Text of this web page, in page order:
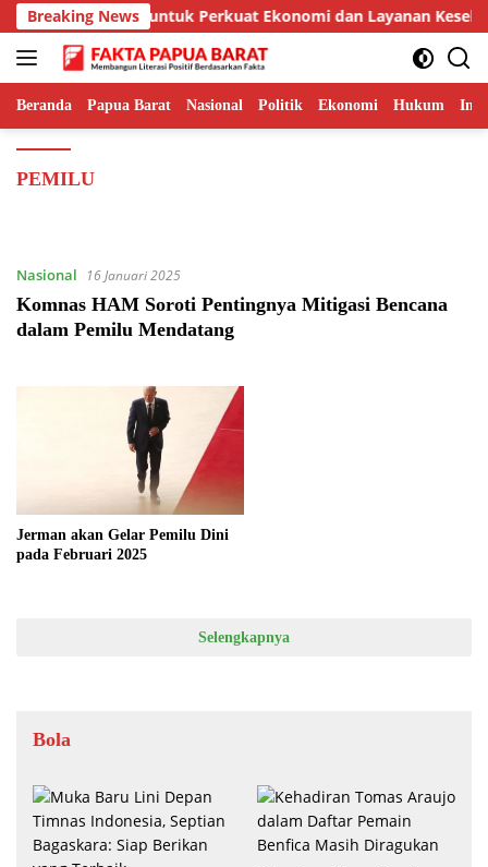
Langsung
ke
konten
Breaking News
Bandara Serui untuk Perkuat Ekonomi dan Layanan
Beranda Papua Barat Nasional Politik Ekonomi Hukum
PEMILU
Nasional 16 Januari 2025
Komnas HAM Soroti Pentingnya Mitigasi Bencana
dalam Pemilu Mendatang
Jerman akan Gelar Pemilu Dini
pada Februari 2025
Selengkapnya
Bola